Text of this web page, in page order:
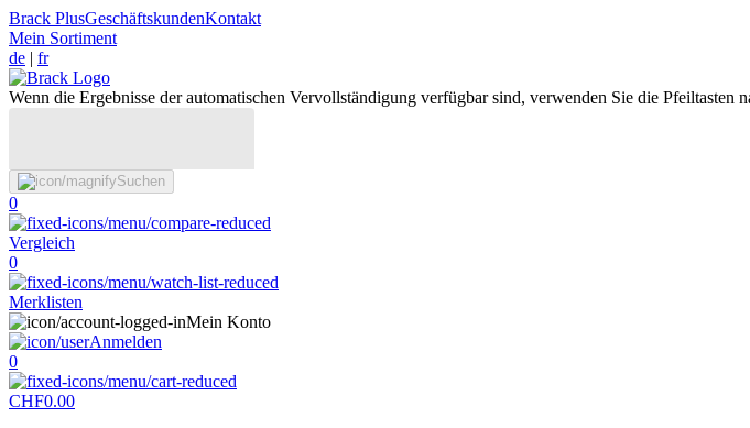
Brack PlusGeschäftskundenKontakt
Mein Sortiment
de | fr
Wenn die Ergebnisse der automatischen Vervollständigung verfügbar sind, verwenden Sie die
Suchen
0
Vergleich
0
Merklisten
Mein Konto
Anmelden
0
CHF0.00